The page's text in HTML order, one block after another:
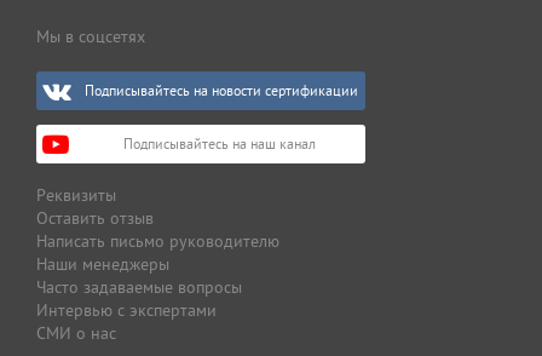
Мы в соцсетях
Подписывайтесь на новости сертификации
Подписывайтесь на наш канал
Реквизиты
Оставить отзыв
Написать письмо руководителю
Наши менеджеры
Часто задаваемые вопросы
Интервью с экспертами
СМИ о нас